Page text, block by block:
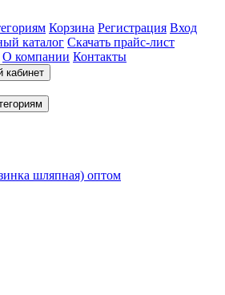
Корзина Регистрация Вход
каталог Скачать прайс-лист
О компании Контакты
кабинет
шляпная) оптом